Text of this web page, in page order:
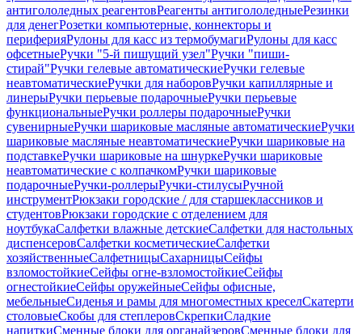
антигололедных реагентовРеагенты антигололедныеРезинки
для денегРозетки компьютерные, коннекторы и
периферияРулоны для касс из термобумагиРулоны для касс
офсетныеРучки "5-й пишущий узел"Ручки "пиши-
стирай"Ручки гелевые автоматическиеРучки гелевые
неавтоматическиеРучки для наборовРучки капиллярные и
линерыРучки перьевые подарочныеРучки перьевые
функциональныеРучки роллеры подарочныеРучки
сувенирныеРучки шариковые масляные автоматическиеРучки
шариковые масляные неавтоматическиеРучки шариковые на
подставкеРучки шариковые на шнуркеРучки шариковые
неавтоматические с колпачкомРучки шариковые
подарочныеРучки-роллерыРучки-стилусыРучной
инструментРюкзаки городские / для старшеклассников и
студентовРюкзаки городские с отделением для
ноутбукаСалфетки влажные детскиеСалфетки для настольных
диспенсеровСалфетки косметическиеСалфетки
хозяйственныеСалфетницыСахарницыСейфы
взломостойкиеСейфы огне-взломостойкиеСейфы
огнестойкиеСейфы оружейныеСейфы офисные,
мебельныеСиденья и рамы для многоместных креселСкатерти
столовыеСкобы для степлеровСкрепкиСладкие
напиткиСменные блоки для органайзеровСменные блоки для